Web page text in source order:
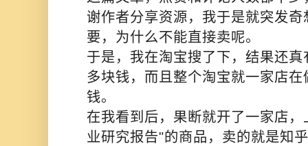
谢作者分享资源，我于是就突发
要，为什么不能直接卖呢。
于是，我在淘宝搜了下，结果还
多块钱，而且整个淘宝就一家店
钱。
在我看到后，果断就开了一家店
业研究报告"的商品，卖的就是知